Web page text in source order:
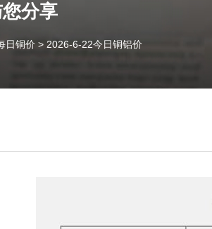
分享
日铜价 > 2026-6-22今日铜铝价